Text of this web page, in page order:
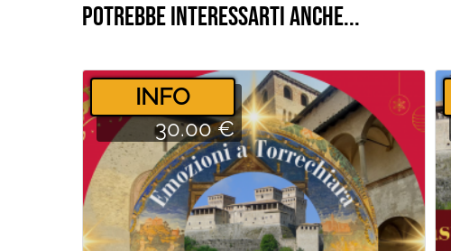
Potrebbe interessarti anche...
­INFO
30.00 €